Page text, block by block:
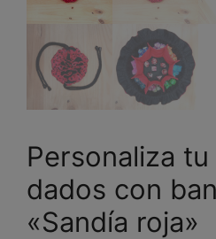
Personaliza
dados con
«Sandía roja»